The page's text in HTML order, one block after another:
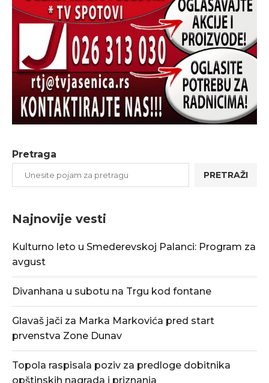
Pretraga
PRETRAŽI
Najnovije vesti
Kulturno leto u Smederevskoj Palanci: Program za
avgust
Divanhana u subotu na Trgu kod fontane
Glavaš jači za Marka Markovića pred start
prvenstva Zone Dunav
Topola raspisala poziv za predloge dobitnika
opštinskih nagrada i priznanja